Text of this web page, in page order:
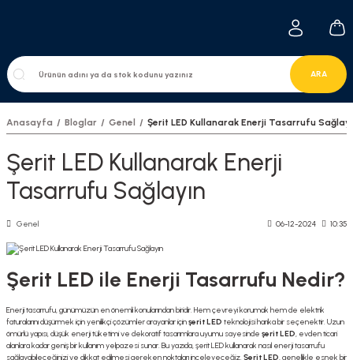
ARA
Anasayfa Bloglar Genel Şerit LED Kullanarak Enerji Tasarrufu
Şerit LED Kullanarak Enerji
Tasarrufu Sağlayın
Genel 06-12-2024 10:35
Şerit LED ile Enerji Tasarrufu Nedir?
Enerji tasarrufu, günümüzün en önemli konularından biridir. Hem çevreyi korumak hem de elektrik
faturalarını düşürmek için yenilikçi çözümler arayanlar içinşerit LED teknolojisi harika bir seçenektir. Uzun
ömürlü yapısı, düşük enerji tüketimi ve dekoratif tasarımlara uyumu sayesinde şerit LED, evden ticari
alanlara kadar geniş bir kullanım yelpazesi sunar. Bu yazıda, şerit LED kullanarak nasıl enerji tasarrufu
sağlayabileceğinizi ve dikkat edilmesi gereken noktaları inceleyeceğiz. Şerit LED, genellikle esnek bir